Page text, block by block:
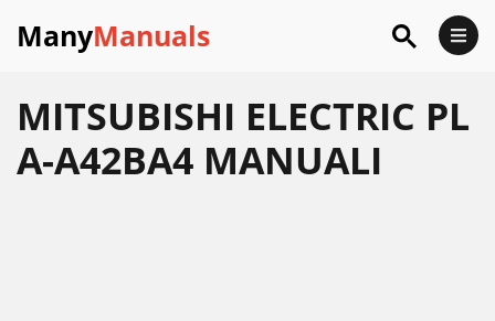
ManyManuals
MITSUBISHI ELECTRIC PL
A-A42BA4 MANUALI